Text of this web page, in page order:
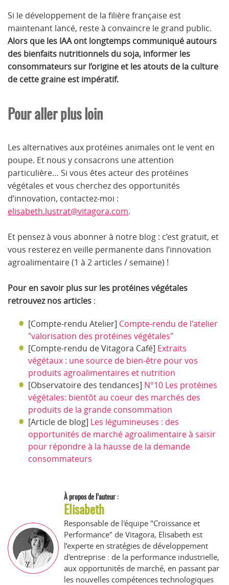
Si le développement de la filière française est
maintenant lancé, reste à convaincre le grand public.
Alors que les IAA ont longtemps communiqué autours
des bienfaits nutritionnels du soja, informer les
consommateurs sur l’origine et les atouts de la culture
de cette graine est impératif.
Pour aller plus loin
Les alternatives aux protéines animales ont le vent en
poupe. Et nous y consacrons une attention
particulière… Si vous êtes acteur des protéines
végétales et vous cherchez des opportunités
d’innovation, contactez-moi :
elisabeth.lustrat@vitagora.com.
Et pensez à vous abonner à notre blog : c’est gratuit, et
vous resterez en veille permanente dans l’innovation
agroalimentaire (1 à 2 articles / semaine) !
Pour en savoir plus sur les protéines végétales
retrouvez nos articles :
[Compte-rendu Atelier] Compte-rendu de l'atelier
"valorisation des protéines végétales"
[Compte-rendu de Vitagora Café] Extraits
végétaux : une source de bien-être pour vos
produits agroalimentaires et nutrition
[Observatoire des tendances] N°10 Les protéines
végétales: bientôt au coeur des marchés des
produits de la grande consommation
[Article de blog] Les légumineuses : des
opportunités de marché agroalimentaire à saisir
pour répondre à la hausse de la demande
consommateurs
À propos de l’auteur :
Elisabeth
Responsable de l'équipe "Croissance et
Performance" de Vitagora, Elisabeth est
l’experte en stratégies de développement
d'entreprise : de la performance industrielle,
aux opportunités de marché, en passant par
les nouvelles compétences technologiques